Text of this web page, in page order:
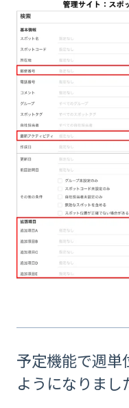
予定機能で週単
ようになりまし